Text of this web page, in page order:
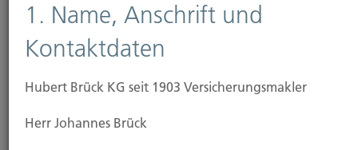
1. Name, Anschrift und
Kontaktdaten
Hubert Brück KG seit 1903 Versicherungsmakler
Herr Johannes Brück